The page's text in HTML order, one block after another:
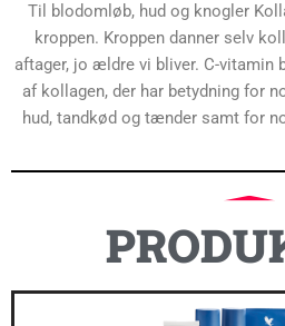
Til blodomløb, hud og knogler
kroppen. Kroppen danner selv
aftager, jo ældre vi bliver. C-vitamin
af kollagen, der har betydning for
hud, tandkød og tænder samt for